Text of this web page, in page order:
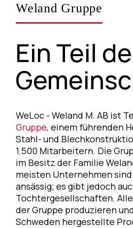
Weland Gruppe
Ein Teil
WeLoc - Weland M. AB ist
Gruppe, einem führenden
Stahl- und
1.500 Mitarbeitern. Die
im Besitz der Familie
meisten Unternehmen
ansässig; es gibt jedoch
Tochtergesellschaften.
der Gruppe produzieren
Schweden hergestellte